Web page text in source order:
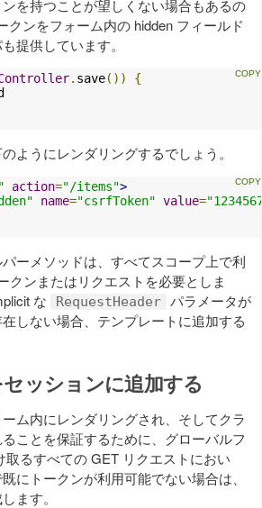
を持つことが望しくない場合もあるの
クンをフォーム内の hidden フィールド
提供しています。
. save())
{
ようにレンダリングするでしょう。
action="/items">
name="csrfToken" value=
ーメソッドは、すべてスコープ上で利
クンまたはリクエストを必要としま
な
RequestHeader パラメータが
しない場合、テンプレートに追加する
セッションに追加する
ム内にレンダリングされ、そしてクラ
ことを保証するために、グローバルフ
取るすべての GET リクエストにおい
にトークンが利用可能でない場合は、
ます。